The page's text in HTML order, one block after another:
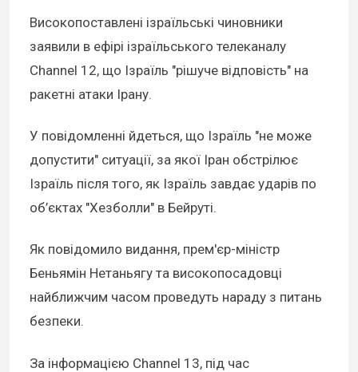
Високопоставлені ізраїльські чиновники
заявили в ефірі ізраїльського телеканалу
Channel 12, що Ізраїль "рішуче відповість" на
ракетні атаки Ірану.
У повідомленні йдеться, що Ізраїль "не може
допустити" ситуації, за якої Іран обстрілює
Ізраїль після того, як Ізраїль завдає ударів по
об’єктах "Хезболли" в Бейруті.
Як повідомило видання, прем'єр-міністр
Беньямін Нетаньягу та високопосадовці
найближчим часом проведуть нараду з питань
безпеки.
За інформацією Channel 13, під час